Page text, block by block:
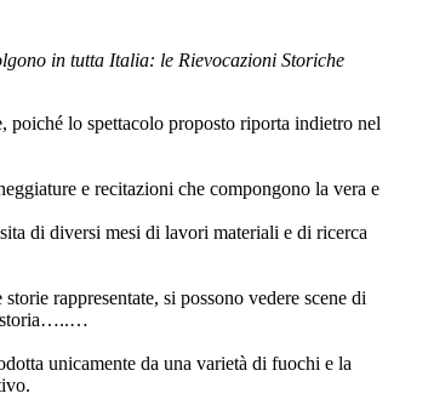
in tutta Italia: le Rievocazioni Storiche
poiché lo spettacolo proposto riporta indietro nel
e recitazioni che compongono la vera e
di diversi mesi di lavori materiali e di ricerca
rappresentate, si possono vedere scene di
storia…..…
unicamente da una varietà di fuochi e la